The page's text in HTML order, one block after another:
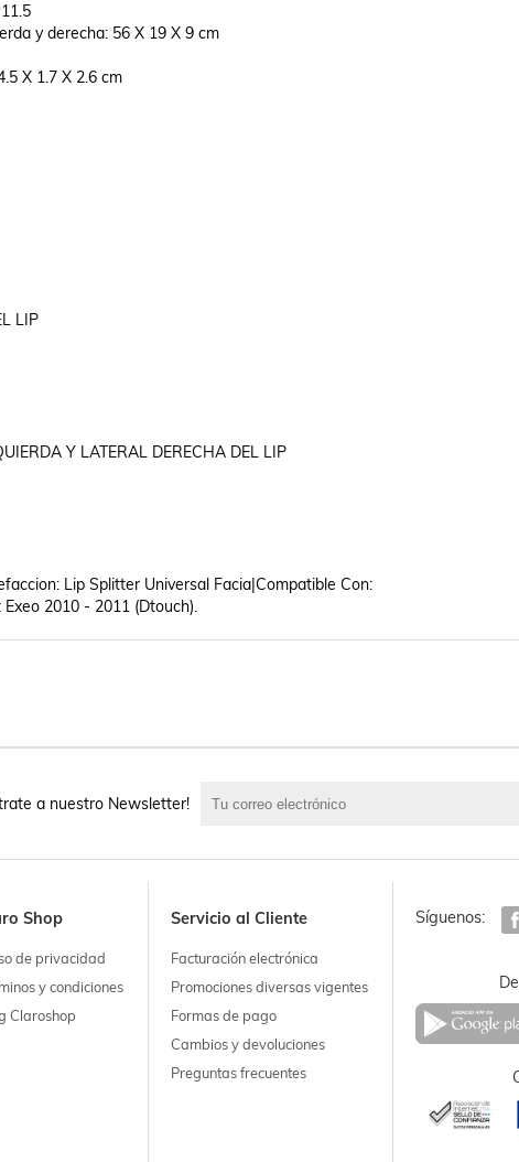
y derecha: 56 X 19 X 9 cm
X 1.7 X 2.6 cm
LIP
Y LATERAL DERECHA DEL LIP
Lip Splitter Universal Facia|Compatible Con:
2010 - 2011 (Dtouch).
a nuestro Newsletter!
Shop
de privacidad
y condiciones
Claroshop
Servicio al Cliente
Facturación electrónica
Promociones diversas vigentes
Formas de pago
Cambios y devoluciones
Preguntas frecuentes
Síguenos: